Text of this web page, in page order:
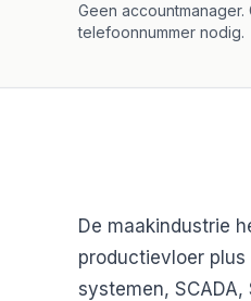
Geen accountmanager.
telefoonnummer nodig.
De maakindustrie
productievloer
systemen, SCADA,